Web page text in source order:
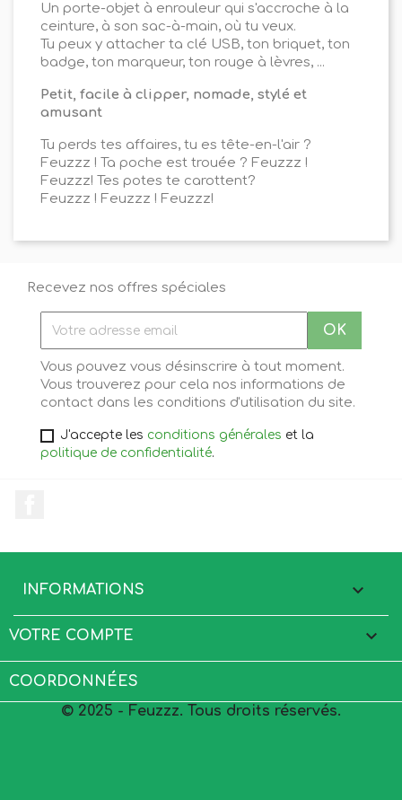
Un porte-objet à enrouleur qui s'accroche à la
ceinture, à son sac-à-main, où tu veux.
Tu peux y attacher ta clé USB, ton briquet, ton
badge, ton marqueur, ton rouge à lèvres, ...
Petit, facile à clipper, nomade, stylé et
amusant
Tu perds tes affaires, tu es tête-en-l'air ?
Feuzzz ! Ta poche est trouée ? Feuzzz !
Feuzzz! Tes potes te carottent?
Feuzzz ! Feuzzz ! Feuzzz!
Recevez nos offres spéciales
Vous pouvez vous désinscrire à tout moment.
Vous trouverez pour cela nos informations de
contact dans les conditions d'utilisation du site.
J'accepte les conditions générales et la
politique de confidentialité.
INFORMATIONS 
VOTRE COMPTE 
COORDONNÉES
© 2025 - Feuzzz. Tous droits réservés.